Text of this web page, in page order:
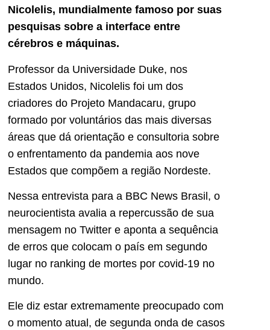
Nicolelis, mundialmente famoso por suas
pesquisas sobre a interface entre
cérebros e máquinas.
Professor da Universidade Duke, nos
Estados Unidos, Nicolelis foi um dos
criadores do Projeto Mandacaru, grupo
formado por voluntários das mais diversas
áreas que dá orientação e consultoria sobre
o enfrentamento da pandemia aos nove
Estados que compõem a região Nordeste.
Nessa entrevista para a BBC News Brasil, o
neurocientista avalia a repercussão de sua
mensagem no Twitter e aponta a sequência
de erros que colocam o país em segundo
lugar no ranking de mortes por covid-19 no
mundo.
Ele diz estar extremamente preocupado com
o momento atual, de segunda onda de casos